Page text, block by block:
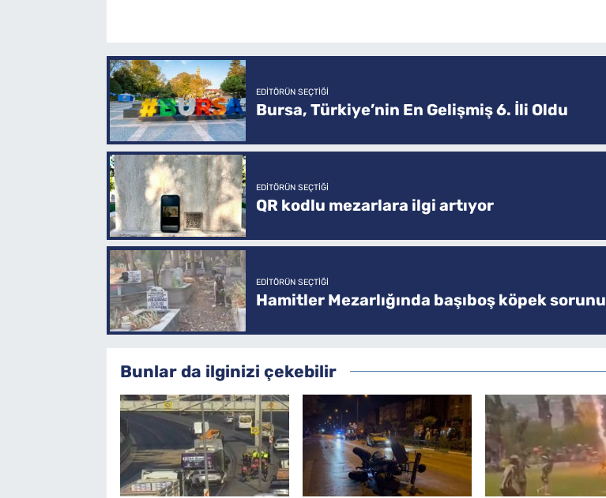
EDITÖRÜN SEÇTIĞI
Bursa, Türkiye’nin En Gelişmiş 6. İli Oldu
EDITÖRÜN SEÇTIĞI
QR kodlu mezarlara ilgi artıyor
EDITÖRÜN SEÇTIĞI
Hamitler Mezarlığında başıboş köpek sorunu
Bunlar da ilginizi çekebilir